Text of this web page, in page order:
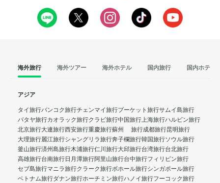
海外旅行 海外ツアー 海外ホテル 国内旅行 国内ホテル
アジア
タイ旅行バンコク旅行チェンマイ旅行プーケット旅行サムイ島旅行
パタヤ旅行カオラック旅行クラビ旅行中国旅行上海旅行ハルビン旅行
北京旅行大連旅行西安旅行重慶旅行蘇州 旅行成都旅行昆明旅行
大理旅行麗江旅行シャングリラ旅行奔子欄旅行韓国旅行ソウル旅行
釜山旅行済州島旅行木浦旅行仁川旅行大邱旅行台湾旅行台北旅行
高雄旅行台南旅行日月潭旅行阿里山旅行台中旅行フィリピン旅行
セブ島旅行マニラ旅行クラーク旅行ボホール旅行シンガポール旅行
ベトナム旅行ダナン旅行ホーチミン旅行ハノイ旅行フーコック旅行